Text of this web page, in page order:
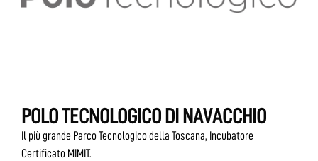
POLO TECNOLOGICO DI NAVACCHIO
Il più grande Parco Tecnologico della Toscana, Incubatore
Certificato MIMIT.